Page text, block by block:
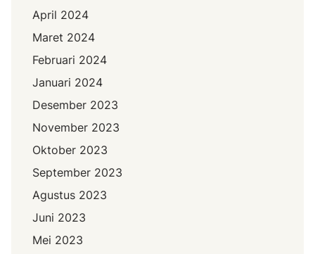
April 2024
Maret 2024
Februari 2024
Januari 2024
Desember 2023
November 2023
Oktober 2023
September 2023
Agustus 2023
Juni 2023
Mei 2023